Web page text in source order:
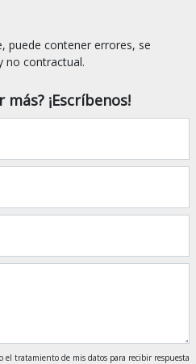
puede contener errores, se
más? ¡Escríbenos!
el tratamiento de mis datos para recibir respuesta